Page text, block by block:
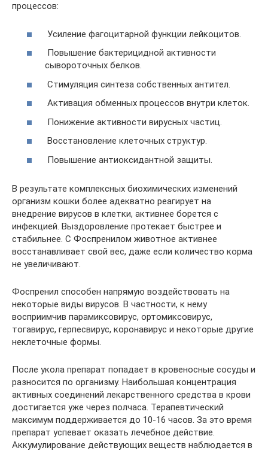
процессов:
Усиление фагоцитарной функции лейкоцитов.
Повышение бактерицидной активности
сывороточных белков.
Стимуляция синтеза собственных антител.
Активация обменных процессов внутри клеток.
Понижение активности вирусных частиц.
Восстановление клеточных структур.
Повышение антиоксидантной защиты.
В результате комплексных биохимических изменений
организм кошки более адекватно реагирует на
внедрение вирусов в клетки, активнее борется с
инфекцией. Выздоровление протекает быстрее и
стабильнее. С Фоспренилом животное активнее
восстанавливает свой вес, даже если количество корма
не увеличивают.
Фоспренил способен напрямую воздействовать на
некоторые виды вирусов. В частности, к нему
восприимчив парамиксовирус, ортомиксовирус,
тогавирус, герпесвирус, коронавирус и некоторые другие
неклеточные формы.
После укола препарат попадает в кровеносные сосуды и
разносится по организму. Наибольшая концентрация
активных соединений лекарственного средства в крови
достигается уже через полчаса. Терапевтический
максимум поддерживается до 10-16 часов. За это время
препарат успевает оказать лечебное действие.
Аккумулирование действующих веществ наблюдается в